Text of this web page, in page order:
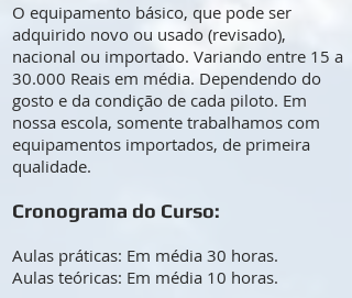
O equipamento básico, que pode ser
adquirido novo ou usado (revisado),
nacional ou importado. Variando entre 15 a
30.000 Reais em média. Dependendo do
gosto e da condição de cada piloto. Em
nossa escola, somente trabalhamos com
equipamentos importados, de primeira
qualidade.
Cronograma do Curso:
Aulas práticas: Em média 30 horas.
Aulas teóricas: Em média 10 horas.